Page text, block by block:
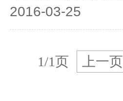
2016-03-25
1/1页 上一页